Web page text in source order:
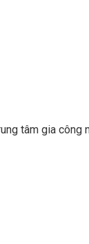
tâm gia công